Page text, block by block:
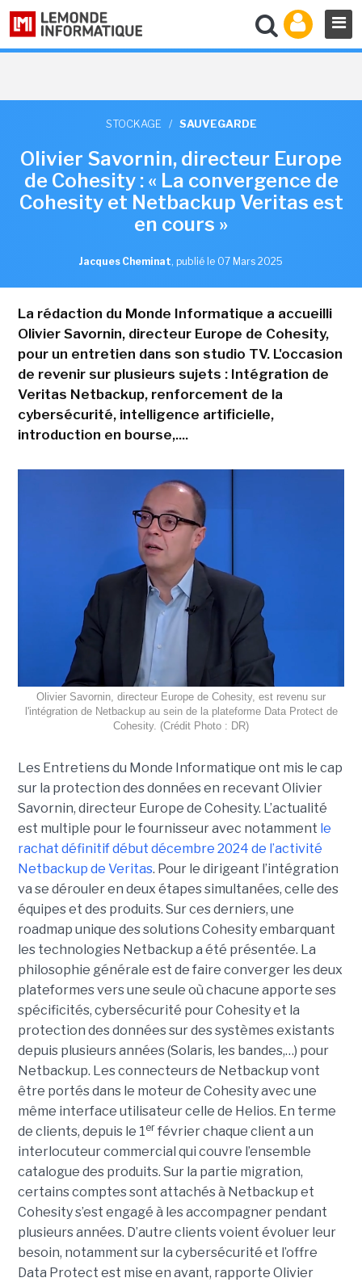
STOCKAGE / SAUVEGARDE
Olivier Savornin, directeur Europe
de Cohesity : « La convergence de
Cohesity et Netbackup Veritas est
en cours »
Jacques Cheminat, publié le 07 Mars 2025
La rédaction du Monde Informatique a accueilli
Olivier Savornin, directeur Europe de Cohesity,
pour un entretien dans son studio TV. L'occasion
de revenir sur plusieurs sujets : Intégration de
Veritas Netbackup, renforcement de la
cybersécurité, intelligence artificielle,
introduction en bourse,....
Olivier Savornin, directeur Europe de Cohesity, est revenu sur
l'intégration de Netbackup au sein de la plateforme Data Protect de
Cohesity. (Crédit Photo : DR)
Les Entretiens du Monde Informatique ont mis le cap
sur la protection des données en recevant Olivier
Savornin, directeur Europe de Cohesity. L’actualité
est multiple pour le fournisseur avec notamment le
rachat définitif début décembre 2024 de l’activité
Netbackup de Veritas. Pour le dirigeant l’intégration
va se dérouler en deux étapes simultanées, celle des
équipes et des produits. Sur ces derniers, une
roadmap unique des solutions Cohesity embarquant
les technologies Netbackup a été présentée. La
philosophie générale est de faire converger les deux
plateformes vers une seule où chacune apporte ses
spécificités, cybersécurité pour Cohesity et la
protection des données sur des systèmes existants
depuis plusieurs années (Solaris, les bandes,…) pour
Netbackup. Les connecteurs de Netbackup vont
être portés dans le moteur de Cohesity avec une
même interface utilisateur celle de Helios. En terme
de clients, depuis le 1er février chaque client a un
interlocuteur commercial qui couvre l’ensemble
catalogue des produits. Sur la partie migration,
certains comptes sont attachés à Netbackup et
Cohesity s’est engagé à les accompagner pendant
plusieurs années. D’autre clients voient évoluer leur
besoin, notamment sur la cybersécurité et l’offre
Data Protect est mise en avant, rapporte Olivier